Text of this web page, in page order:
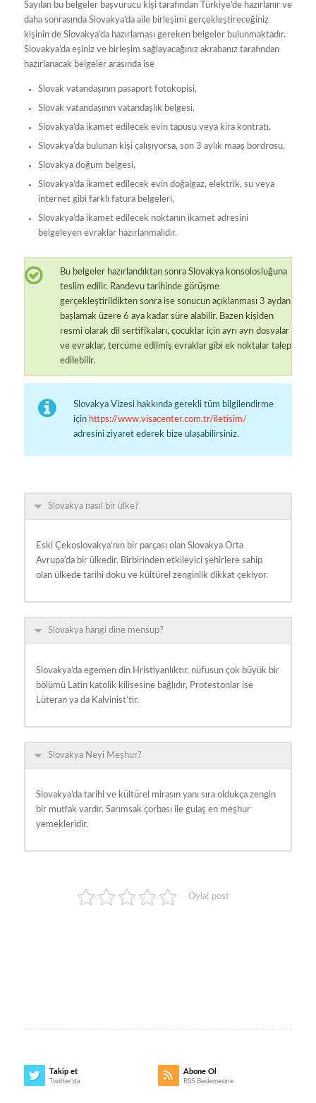
Sayılan bu belgeler başvurucu kişi tarafından Türkiye’de hazırlanır ve
daha sonrasında Slovakya’da aile birleşimi gerçekleştireceğiniz
kişinin de Slovakya’da hazırlaması gereken belgeler bulunmaktadır.
Slovakya’da eşiniz ve birleşim sağlayacağınız akrabanız tarafından
hazırlanacak belgeler arasında ise
Slovak vatandaşının pasaport fotokopisi,
Slovak vatandaşının vatandaşlık belgesi,
Slovakya’da ikamet edilecek evin tapusu veya kira kontratı,
Slovakya’da bulunan kişi çalışıyorsa, son 3 aylık maaş bordrosu,
Slovakya doğum belgesi,
Slovakya’da ikamet edilecek evin doğalgaz, elektrik, su veya
internet gibi farklı fatura belgeleri,
Slovakya’da ikamet edilecek noktanın ikamet adresini
belgeleyen evraklar hazırlanmalıdır.
Bu belgeler hazırlandıktan sonra Slovakya konsolosluğuna
teslim edilir. Randevu tarihinde görüşme
gerçekleştirildikten sonra ise sonucun açıklanması 3 aydan
başlamak üzere 6 aya kadar süre alabilir. Bazen kişiden
resmi olarak dil sertifikaları, çocuklar için ayrı ayrı dosyalar
ve evraklar, tercüme edilmiş evraklar gibi ek noktalar talep
edilebilir.
Slovakya Vizesi hakkında gerekli tüm bilgilendirme
için https://www.visacenter.com.tr/iletisim/
adresini ziyaret ederek bize ulaşabilirsiniz.
Slovakya nasıl bir ülke?
Eski Çekoslovakya’nın bir parçası olan Slovakya Orta
Avrupa’da bir ülkedir. Birbirinden etkileyici şehirlere sahip
olan ülkede tarihi doku ve kültürel zenginlik dikkat çekiyor.
Slovakya hangi dine mensup?
Slovakya’da egemen din Hristiyanlıktır, nüfusun çok büyük bir
bölümü Latin katolik kilisesine bağlıdır, Protestonlar ise
Lüteran ya da Kalvinist’tir.
Slovakya Neyi Meşhur?
Slovakya’da tarihi ve kültürel mirasın yanı sıra oldukça zengin
bir mutfak vardır. Sarımsak çorbası ile gulaş en meşhur
yemekleridir.
Oyla! post
Takip et
Twitter'da
Abone Ol
RSS Beslemesine